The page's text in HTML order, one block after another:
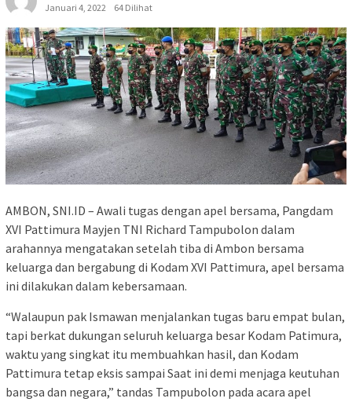
Januari 4, 2022
64 Dilihat
AMBON, SNI.ID – Awali tugas dengan apel bersama, Pangdam
XVI Pattimura Mayjen TNI Richard Tampubolon dalam
arahannya mengatakan setelah tiba di Ambon bersama
keluarga dan bergabung di Kodam XVI Pattimura, apel bersama
ini dilakukan dalam kebersamaan.
“Walaupun pak Ismawan menjalankan tugas baru empat bulan,
tapi berkat dukungan seluruh keluarga besar Kodam Patimura,
waktu yang singkat itu membuahkan hasil, dan Kodam
Pattimura tetap eksis sampai Saat ini demi menjaga keutuhan
bangsa dan negara,” tandas Tampubolon pada acara apel